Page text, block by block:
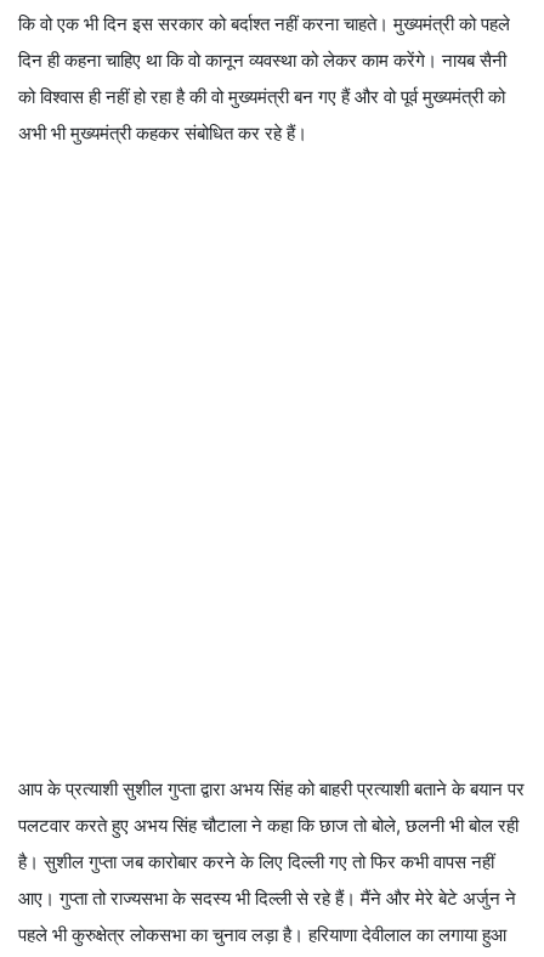
कि वो एक भी दिन इस सरकार को बर्दाश्त नहीं करना चाहते। मुख्यमंत्री को पहले
दिन ही कहना चाहिए था कि वो कानून व्यवस्था को लेकर काम करेंगे। नायब सैनी
को विश्वास ही नहीं हो रहा है की वो मुख्यमंत्री बन गए हैं और वो पूर्व मुख्यमंत्री को
अभी भी मुख्यमंत्री कहकर संबोधित कर रहे हैं।
आप के प्रत्याशी सुशील गुप्ता द्वारा अभय सिंह को बाहरी प्रत्याशी बताने के बयान पर
पलटवार करते हुए अभय सिंह चौटाला ने कहा कि छाज तो बोले, छलनी भी बोल रही
है। सुशील गुप्ता जब कारोबार करने के लिए दिल्ली गए तो फिर कभी वापस नहीं
आए। गुप्ता तो राज्यसभा के सदस्य भी दिल्ली से रहे हैं। मैंने और मेरे बेटे अर्जुन ने
पहले भी कुरुक्षेत्र लोकसभा का चुनाव लड़ा है। हरियाणा देवीलाल का लगाया हुआ